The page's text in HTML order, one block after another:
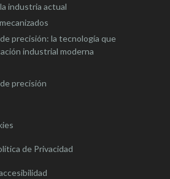
industria actual
precisión: la tecnología que
industrial moderna
precisión
de Privacidad